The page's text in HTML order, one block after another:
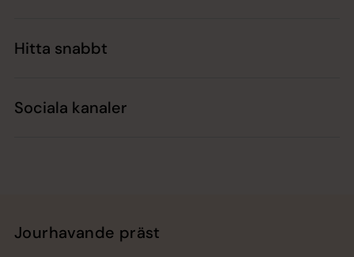
Hitta snabbt
Sociala kanaler
Jourhavande präst